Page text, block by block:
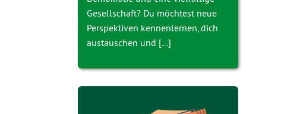
Gesellschaft? Du möchtest neue
Perspektiven kennenlernen, dich
austauschen und [...]